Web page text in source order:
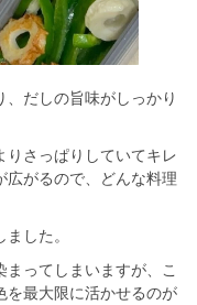
だしの旨味がしっかり
りさっぱりしていてキレ
広がるので、どんな料理
した。
ってしまいますが、こ
を最大限に活かせるのが